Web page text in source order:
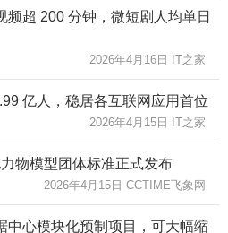
超 200 分钟，微短剧人均单日
2026年4月16日 IT之家
亿人，稳居各互联网应用首位
2026年4月15日 IT之家
物模型团体标准正式发布
2026年4月15日 CCTIME飞象网
中心模块化预制项目，可大幅缩